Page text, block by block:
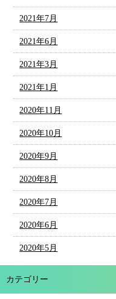
2021年7月
2021年6月
2021年3月
2021年1月
2020年11月
2020年10月
2020年9月
2020年8月
2020年7月
2020年6月
2020年5月
カテゴリー